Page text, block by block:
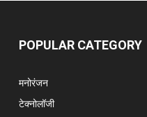
POPULAR CATEGORY
मनोरंजन
टेक्नोलॉजी